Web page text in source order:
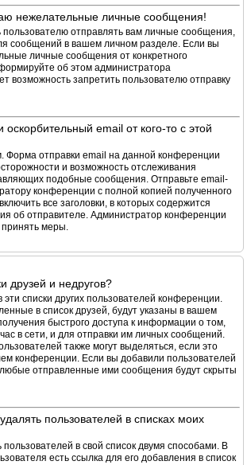
нежелательные личные сообщения!
отправлять вам личные сообщения,
сообщений в вашем личном разделе. Если вы
личные сообщения от конкретного
об этом администратора
возможность запретить пользователю отправку
email от кого-то с этой
Форма отправки email на данной конференции
и возможность отслеживания
подобные сообщения. Отправьте email-
конференции с полной копией полученного
все заголовки, в которых содержится
об отправителе. Администратор конференции
принять меры.
друзей и недругов?
списки других пользователей конференции.
в список друзей, будут указаны в вашем
быстрого доступа к информации о том,
в сети, и для отправки им личных сообщений.
также могут выделяться, если это
конференции. Если вы добавили пользователей
любые отправленные ими сообщения будут скрыты
пользователей в списках моих
в свой список двумя способами. В
есть ссылка для его добавления в список